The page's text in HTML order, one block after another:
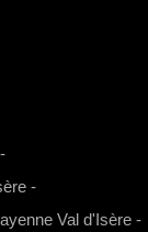
-
-
Val d'Isère -